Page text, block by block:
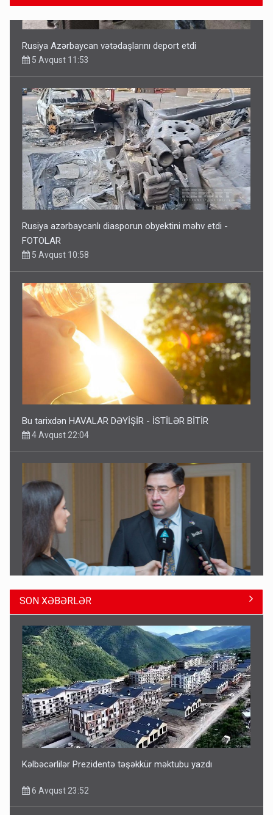
Rusiya azərbaycanlı diasporun obyektini məhv etdi -
FOTOLAR
5 Avqust 10:58
Bu tarixdən HAVALAR DƏYİŞİR - İSTİLƏR BİTİR
4 Avqust 22:04
ŞOK! David Seliverstov ölkədən qaçdı
6 Avqust 14:14
Bu ölkələrə şəxsiyyət vəsiqəsi ilə gedə biləcəksiniz -
SİYAHI
SON XƏBƏRLƏR
Kəlbəcərlilər Prezidentə təşəkkür məktubu yazdı
6 Avqust 23:52